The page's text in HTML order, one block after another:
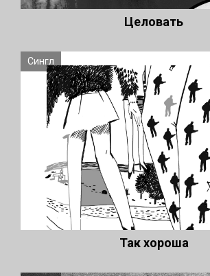
Целовать
Сингл
Так хороша